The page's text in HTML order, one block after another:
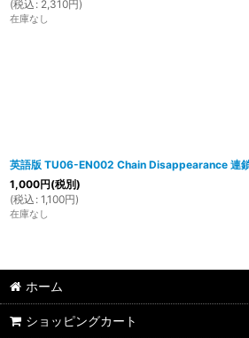
(税込 : 2,310円)
在庫なし
英語版 TU06-EN002 Chain Disappearance 連
1,000円(税別)
(税込 : 1,100円)
在庫なし
ホーム
ショッピングカート